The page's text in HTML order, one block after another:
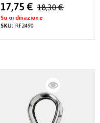
Special
Price
17,75 € 18,30 €
Su ordinazione
SKU: RF2490